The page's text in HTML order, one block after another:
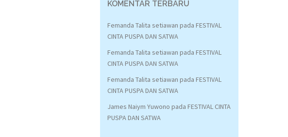
KOMENTAR TERBARU
Femanda Talita setiawan pada FESTIVAL
CINTA PUSPA DAN SATWA
Femanda Talita setiawan pada FESTIVAL
CINTA PUSPA DAN SATWA
Femanda Talita setiawan pada FESTIVAL
CINTA PUSPA DAN SATWA
James Naiym Yuwono pada FESTIVAL CINTA
PUSPA DAN SATWA